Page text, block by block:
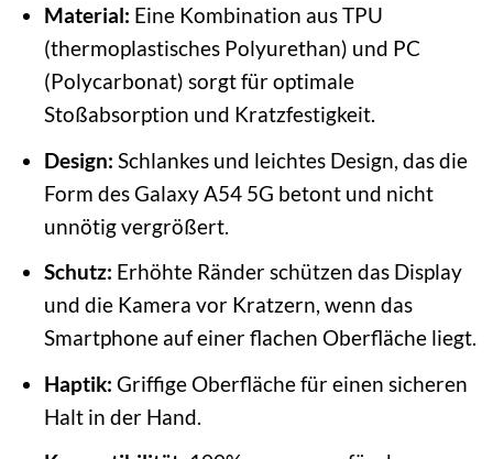
Material: Eine Kombination aus TPU
(thermoplastisches Polyurethan) und PC
(Polycarbonat) sorgt für optimale
Stoßabsorption und Kratzfestigkeit.
Design: Schlankes und leichtes Design, das die
Form des Galaxy A54 5G betont und nicht
unnötig vergrößert.
Schutz: Erhöhte Ränder schützen das Display
und die Kamera vor Kratzern, wenn das
Smartphone auf einer flachen Oberfläche liegt.
Haptik: Griffige Oberfläche für einen sicheren
Halt in der Hand.